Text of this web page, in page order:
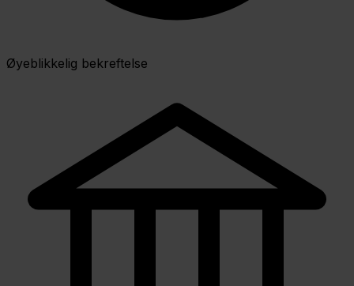
Øyeblikkelig bekreftelse